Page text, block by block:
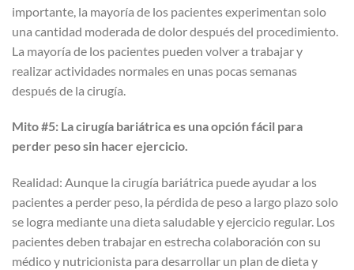
importante, la mayoría de los pacientes experimentan solo
una cantidad moderada de dolor después del procedimiento.
La mayoría de los pacientes pueden volver a trabajar y
realizar actividades normales en unas pocas semanas
después de la cirugía.
Mito #5: La cirugía bariátrica es una opción fácil para
perder peso sin hacer ejercicio.
Realidad: Aunque la cirugía bariátrica puede ayudar a los
pacientes a perder peso, la pérdida de peso a largo plazo solo
se logra mediante una dieta saludable y ejercicio regular. Los
pacientes deben trabajar en estrecha colaboración con su
médico y nutricionista para desarrollar un plan de dieta y